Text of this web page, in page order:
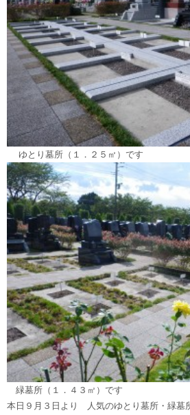
ゆとり墓所（１．２５㎡）です
緑墓所（１．４３㎡）です
本日９月３日より 人気のゆとり墓所・緑墓